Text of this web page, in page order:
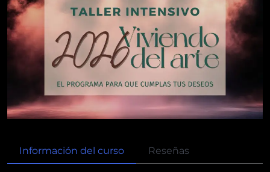
Información del curso Reseñas